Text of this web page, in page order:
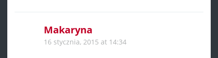
Makaryna
16 stycznia, 2015 at 14:34